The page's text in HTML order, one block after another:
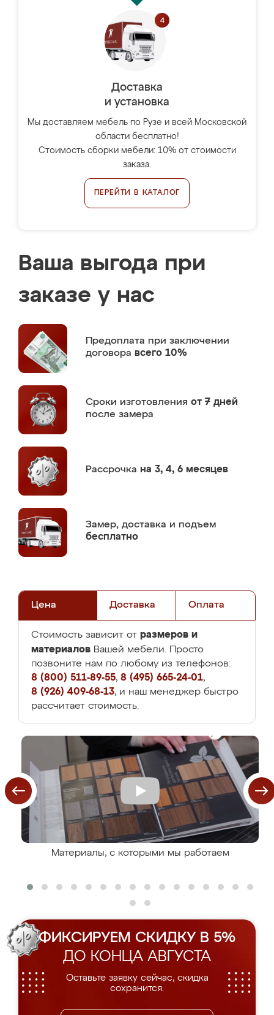
Доставка
и установка
Мы доставляем мебель по Рузе и всей Московской
области бесплатно!
Стоимость сборки мебели: 10% от стоимости
заказа.
ПЕРЕЙТИ В КАТАЛОГ
Ваша выгода при
заказе у нас
Предоплата при заключении
договора всего 10%
Сроки изготовления от 7 дней
после замера
Рассрочка на 3, 4, 6 месяцев
Замер, доставка и подъем
бесплатно
Цена Доставка Оплата
Стоимость зависит от размеров и
материалов Вашей мебели. Просто
позвоните нам по любому из телефонов:
8 (800) 511-89-55, 8 (495) 665-24-01,
8 (926) 409-68-13, и наш менеджер быстро
рассчитает стоимость.
Материалы, с которыми мы работаем
ФИКСИРУЕМ СКИДКУ В 5%
ДО КОНЦА АВГУСТА
Оставьте заявку сейчас, скидка
сохранится.